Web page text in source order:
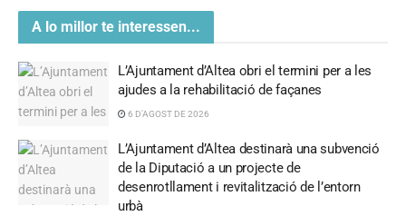
A lo millor te interessen...
L’Ajuntament d’Altea obri el termini per a les
ajudes a la rehabilitació de façanes
6 D'AGOST DE 2026
L’Ajuntament d’Altea destinarà una subvenció
de la Diputació a un projecte de
desenrotllament i revitalització de l’entorn
urbà